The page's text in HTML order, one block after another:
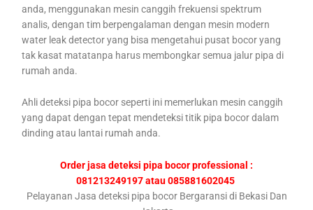
anda, menggunakan mesin canggih frekuensi spektrum
analis, dengan tim berpengalaman dengan mesin modern
water leak detector yang bisa mengetahui pusat bocor yang
tak kasat matatanpa harus membongkar semua jalur pipa di
rumah anda.
Ahli deteksi pipa bocor seperti ini memerlukan mesin canggih
yang dapat dengan tepat mendeteksi titik pipa bocor dalam
dinding atau lantai rumah anda.
Order jasa deteksi pipa bocor professional :
081213249197 atau 085881602045
Pelayanan Jasa deteksi pipa bocor Bergaransi di Bekasi Dan